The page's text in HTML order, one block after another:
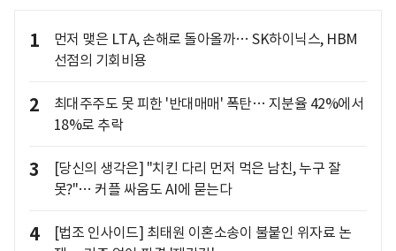
1
먼저 맺은 LTA, 손해로 돌아올까… SK하이닉스, HBM
선점의 기회비용
2
최대주주도 못 피한 '반대매매' 폭탄… 지분율 42%에서
18%로 추락
3
[당신의 생각은] "치킨 다리 먼저 먹은 남친, 누구 잘
못?"… 커플 싸움도 AI에 묻는다
4
[법조 인사이드] 최태원 이혼소송이 불붙인 위자료 논